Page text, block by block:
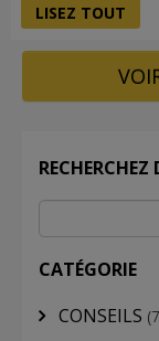
LISEZ TOUT
CATÉGORIE
CONSEILS